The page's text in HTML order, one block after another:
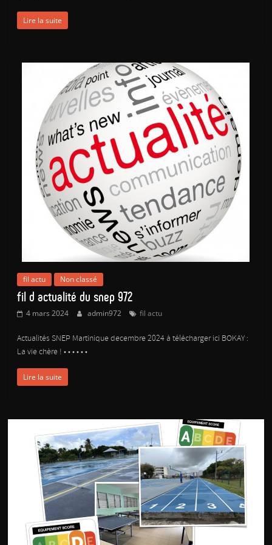
Lire la suite
fil actu Non classé
fil d actualité du snep 972
4 mars 2024 admin972 fil actu
Actualités SNEP Martinique decembre 2024 à télécharger ici BOKAY :
La vie chère ! • • • • • •
Lire la suite